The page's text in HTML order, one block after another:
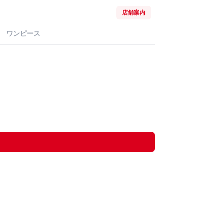
店舗案内
ワンピース